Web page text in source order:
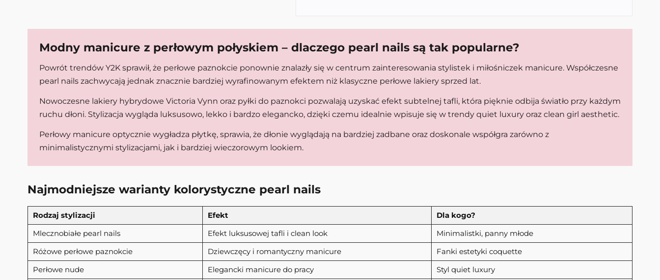
Modny manicure z perłowym połyskiem – dlaczego pearl nails są tak popularne?
Powrót trendów Y2K sprawił, że perłowe paznokcie ponownie znalazły się w centrum zainteresowania stylistek i miłośniczek manicure. Współczesne
pearl nails zachwycają jednak znacznie bardziej wyrafinowanym efektem niż klasyczne perłowe lakiery sprzed lat.
Nowoczesne lakiery hybrydowe Victoria Vynn oraz pyłki do paznokci pozwalają uzyskać efekt subtelnej tafli, która pięknie odbija światło przy każdym
ruchu dłoni. Stylizacja wygląda luksusowo, lekko i bardzo elegancko, dzięki czemu idealnie wpisuje się w trendy quiet luxury oraz clean girl aesthetic.
Perłowy manicure optycznie wygładza płytkę, sprawia, że dłonie wyglądają na bardziej zadbane oraz doskonale współgra zarówno z
minimalistycznymi stylizacjami, jak i bardziej wieczorowym lookiem.
Najmodniejsze warianty kolorystyczne pearl nails
Rodzaj stylizacji Efekt
Dla kogo?
Mlecznobiałe pearl nails
Efekt luksusowej tafli i clean look
Minimalistki, panny młode
Różowe perłowe paznokcie
Dziewczęcy i romantyczny manicure
Fanki estetyki coquette
Perłowe nude
Elegancki manicure do pracy
Styl quiet luxury